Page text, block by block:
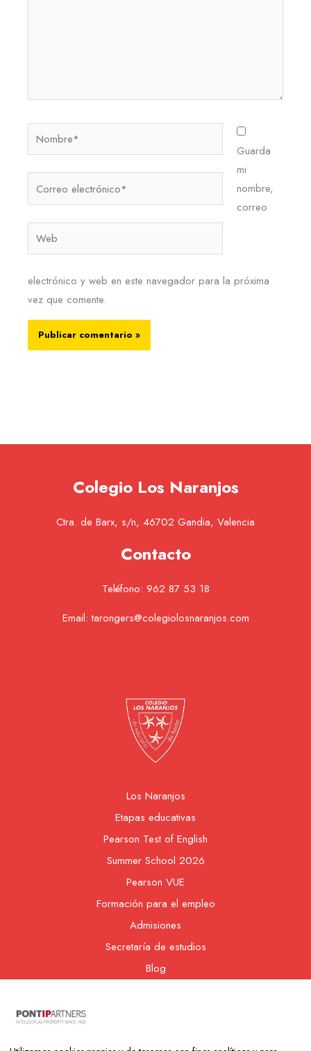
Nombre*
Guarda
mi
nombre,
correo
electrónico y web en este navegador para la próxima
vez que comente.
Colegio Los Naranjos
Ctra. de Barx, s/n, 46702 Gandia, Valencia
Contacto
Teléfono: 962 87 53 18
Email:tarongers@colegiolosnaranjos.com
Los Naranjos
Etapas educativas
Pearson Test of English
Summer School 2026
Pearson VUE
Formación para el empleo
Admisiones
Secretaría de estudios
Blog